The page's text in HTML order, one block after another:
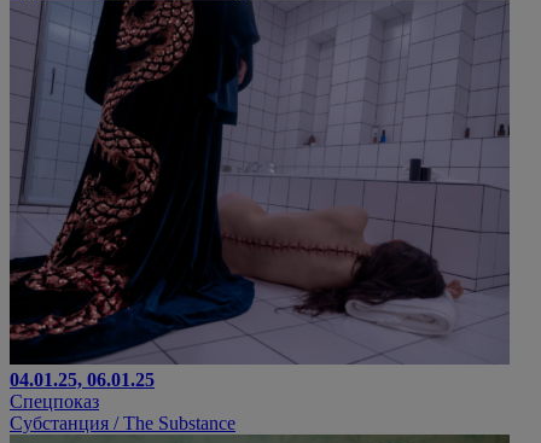
04.01.25, 06.01.25
Спецпоказ
Субстанция / The Substance